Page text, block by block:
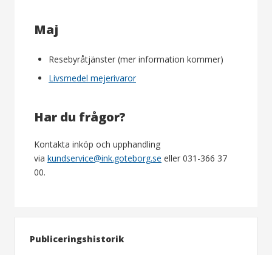
Maj
Resebyråtjänster (mer information kommer)
Livsmedel mejerivaror
Har du frågor?
Kontakta inköp och upphandling
via kundservice@ink.goteborg.se eller 031-366 37
00.
Publiceringshistorik